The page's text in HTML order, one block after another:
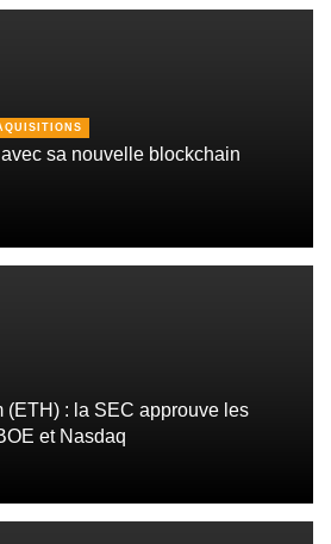
sa nouvelle blockchain
(ETH) : la SEC approuve les
et Nasdaq